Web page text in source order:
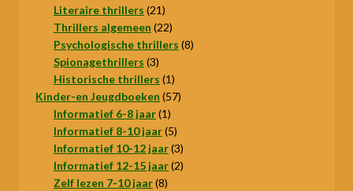
producten
Literaire thrillers 2121
producten
Thrillers algemeen 2222
producten
Psychologische thrillers 88
Spionagethrillers 33
producten
Historische thrillers 11
product
Kinder-en Jeugdboeken 5757
Informatief 6-8 jaar 11
product
Informatief 8-10 jaar 55
producten
Informatief 10-12 jaar 33
producten
Informatief 12-15 jaar 22
Zelf lezen 7-10 jaar 88